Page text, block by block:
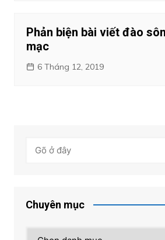
Phản biện bài viết đào
mạc
6 Tháng 12, 2019
Chuyên mục